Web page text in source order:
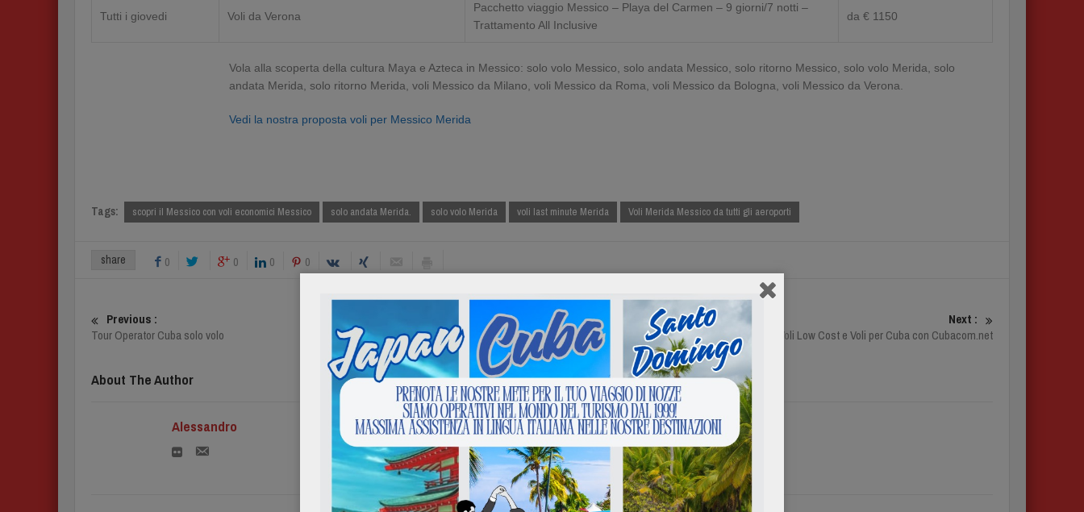
Tutti i giovedi Voli da Verona
Pacchetto viaggio Messico – Playa del Carmen – 9 giorni/7 notti –
Trattamento All Inclusive
da € 1150
Vola alla scoperta della cultura Maya e Azteca in Messico: solo volo Messico, solo andata Messico, solo ritorno Messico, solo volo Merida, solo
andata Merida, solo ritorno Merida, voli Messico da Milano, voli Messico da Roma, voli Messico da Bologna, voli Messico da Verona.
Vedi la nostra proposta voli per Messico Merida
Tags: scopri il Messico con voli economici Messico solo andata Merida. solo volo Merida voli last minute Merida Voli Merida Messico da tutti gli aeroporti
share 0 0 0 0
Previous :
Tour Operator Cuba solo volo
Next :
Offerte Voli Low Cost e Voli per Cuba con Cubacom.net
About The Author
Alessandro